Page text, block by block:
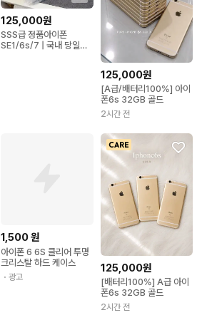
125,000원
SSS급 정품아이폰
SE1/6s/7 | 국내 당일배
125,000원
[A급/배터리100%] 아이
폰6s 32GB 골드
2시간 전
1,500원
아이폰 6 6S 클리어 투명
크리스탈 하드 케이스
・광고
125,000원
[배터리100%] A급 아이
폰6s 32GB 골드
2시간 전